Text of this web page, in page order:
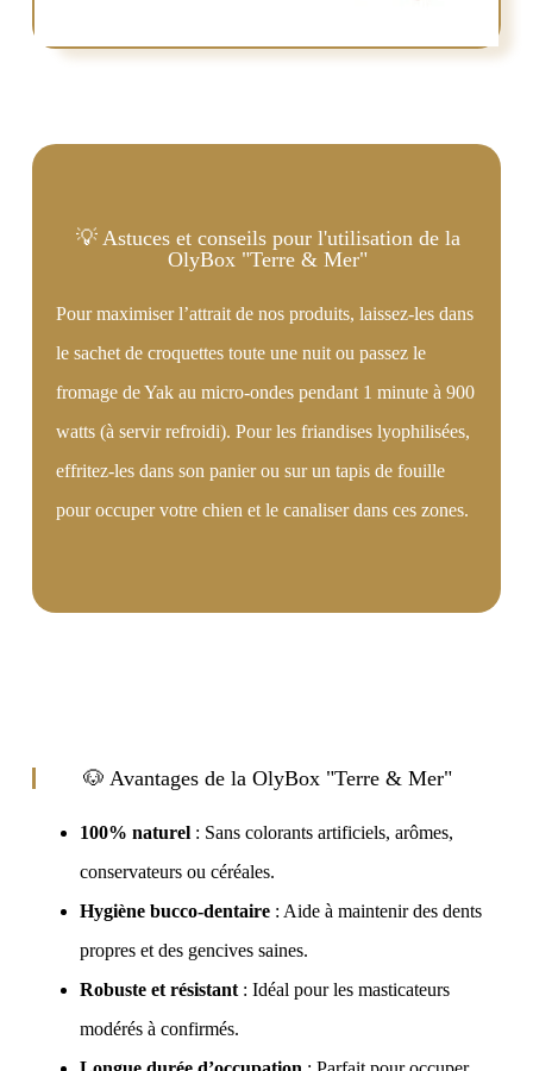
💡 Astuces et conseils pour l'utilisation de la
OlyBox "Terre & Mer"
Pour maximiser l’attrait de nos produits, laissez-les dans
le sachet de croquettes toute une nuit ou passez le
fromage de Yak au micro-ondes pendant 1 minute à 900
watts (à servir refroidi). Pour les friandises lyophilisées,
effritez-les dans son panier ou sur un tapis de fouille
pour occuper votre chien et le canaliser dans ces zones.
🐶 Avantages de la OlyBox "Terre & Mer"
100% naturel: Sans colorants artificiels, arômes,
conservateurs ou céréales.
Hygiène bucco-dentaire: Aide à maintenir des dents
propres et des gencives saines.
Robuste et résistant: Idéal pour les masticateurs
modérés à confirmés.